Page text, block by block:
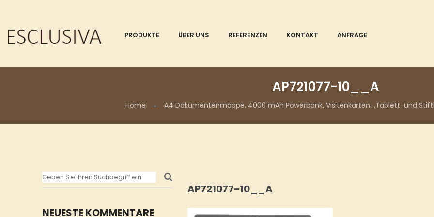
PRODUKTE ÜBER UNS REFERENZEN KONTAKT ANFRAGE
AP721077-10__A
Home A4 Dokumentenmappe, 4000 mAh Powerbank, Visitenkarten-,Tablett-und
NEUESTE KOMMENTARE
AP721077-10__A